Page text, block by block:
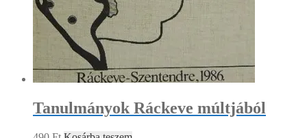
Tanulmányok Ráckeve múltjából